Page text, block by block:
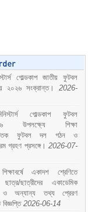
গোল্ডকাপ জাতীয় ফুটবল
২০২৬ সংক্রান্ত। 2026-
গোল্ডকাপ ফুটবল
২০২৬ উপলক্ষ্যে শিক্ষা
ফুটবল দল গঠন ও
গ্রহণ প্রসঙ্গে। 2026-07-
একাদশ শ্রেণিতে
ছাত্রীদের একাডেমিক
ও অন্যান্য তথ্য প্রেরণ
2026-06-14